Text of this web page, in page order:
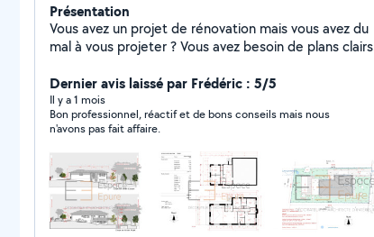
Présentation
Vous avez un projet de rénovation mais vous avez du
mal à vous projeter ? Vous avez besoin de plans clairs
Aniss, concepteur et projeteur indépendant basé à
Pessac. Mon objectif est simple : vous faire gagner du
temps et vous éviter les mauvaises surprises! Je crée
pour vous les visuels 3D ultra-réalistes qui vous
permettent de valider vos choix avant de casser les
murs, et je réalise vos dossiers techniques (Plans
d'aménagement, Déclaration Préalable, Permis de
Construire) pour un chantier serein.
Dernier avis laissé par Frédéric : 5/5
Il y a 1 mois
Bon professionnel, réactif et de bons conseils mais nous
n'avons pas fait affaire.